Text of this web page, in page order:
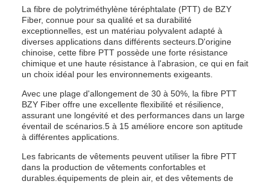
La fibre de polytriméthylène téréphtalate (PTT) de BZY
Fiber, connue pour sa qualité et sa durabilité
exceptionnelles, est un matériau polyvalent adapté à
diverses applications dans différents secteurs.D'origine
chinoise, cette fibre PTT possède une forte résistance
chimique et une haute résistance à l'abrasion, ce qui en fait
un choix idéal pour les environnements exigeants.
Avec une plage d'allongement de 30 à 50%, la fibre PTT
BZY Fiber offre une excellente flexibilité et résilience,
assurant une longévité et des performances dans un large
éventail de scénarios.5 à 15 améliore encore son aptitude
à différentes applications.
Les fabricants de vêtements peuvent utiliser la fibre PTT
dans la production de vêtements confortables et
durables.équipements de plein air, et des vêtements de